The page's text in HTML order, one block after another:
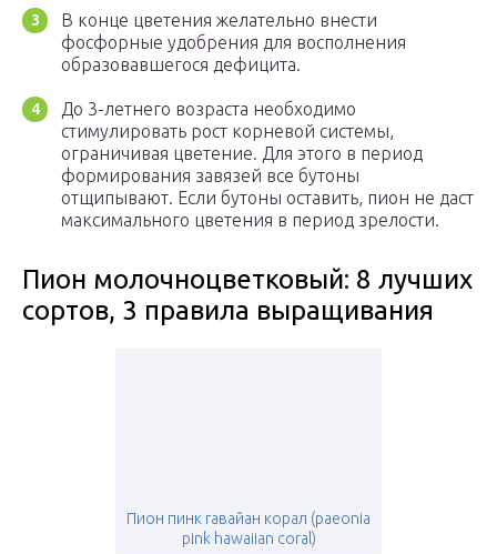
В конце цветения желательно внести
фосфорные удобрения для восполнения
образовавшегося дефицита.
До 3-летнего возраста необходимо
стимулировать рост корневой системы,
ограничивая цветение. Для этого в период
формирования завязей все бутоны
отщипывают. Если бутоны оставить, пион не даст
максимального цветения в период зрелости.
Пион молочноцветковый: 8 лучших
сортов, 3 правила выращивания
Пион пинк гавайан корал (paeonia
pink hawaiian coral)